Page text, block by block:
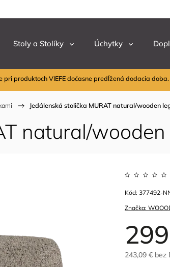
Stoly a Stolíky Úchytky
pri produktoch VIEFE dočasne predĺžená dodacia
/ Jedálenská stolička MURAT natural/wooden
natural/
Značka:
243,09 € bez
Kód: 377492-